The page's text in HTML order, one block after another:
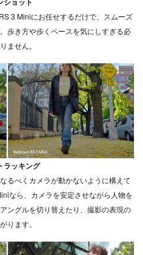
3 Miniにお任せするだけで、スムーズ
歩き方や歩くペースを気にしすぎる必
ません。
ラッキング
るべくカメラが動かないように構えて
なら、カメラを安定させながら人物を
ングルを切り替えたり、撮影の表現の
ります。